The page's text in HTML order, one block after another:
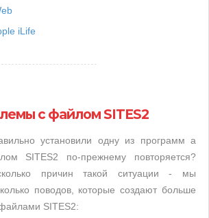
iLife
с файлом SITES2
установили одну из программ а
SITES2 по-прежнему повторяется?
причин такой ситуации - мы
поводов, которые создают больше
SITES2: